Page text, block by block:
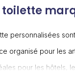
toilette
personnalisées
organisé pour les
pour les hôtels,